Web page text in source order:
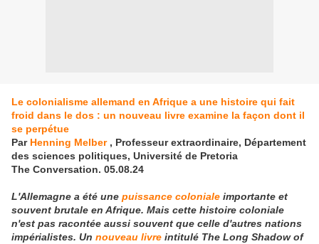
Le colonialisme allemand en Afrique a une histoire qui fait
froid dans le dos : un nouveau livre examine la façon dont il
se perpétue
Par Henning Melber , Professeur extraordinaire, Département
des sciences politiques, Université de Pretoria
The Conversation. 05.08.24
L'Allemagne a été une puissance coloniale importante et
souvent brutale en Afrique. Mais cette histoire coloniale
n'est pas racontée aussi souvent que celle d'autres nations
impérialistes. Un nouveau livre intitulé The Long Shadow of